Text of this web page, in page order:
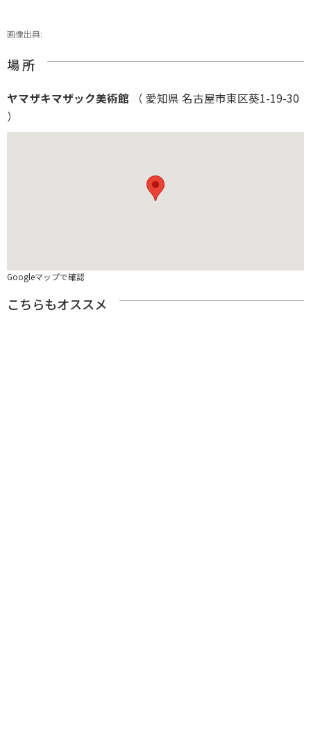
画像出典:
場 所
ヤマザキマザック美術館 （ 愛知県 名古屋市東区葵1-19-30
）
Googleマップで確認
こちらもオススメ